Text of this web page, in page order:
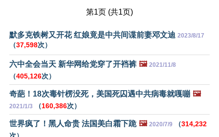
第1页 (共1页)
默多克铁树又开花 红娘竟是中共间谍前妻邓文迪 2023/8/17
（37,598次）
六中全会当天 新华网给党穿了开裆裤 🖼️ 2021/11/8
（405,126次）
奇葩！18次毒针楞没死，美国死囚遇中共病毒就嘎嘣 🖼️
2021/1/3 （160,386次）
世界疯了！黑人命贵 法国美白霜下跪 🖼️ 2020/7/9 （314,232